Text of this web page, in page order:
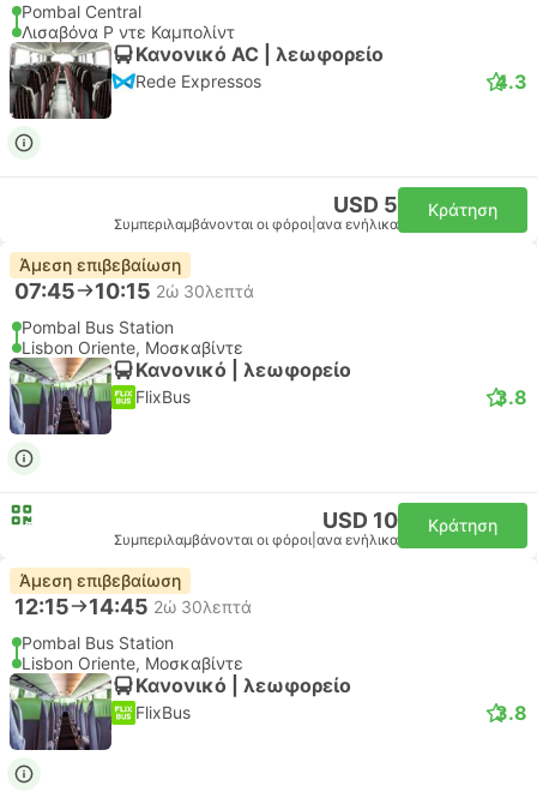
Pombal Central
Λισαβόνα Ρ ντε Καμπολίντ
Κανονικό AC | λεωφορείο
Rede Expressos 4.3
USD 5
Συμπεριλαμβάνονται οι φόροι ανα ενήλικα
Κράτηση
Άμεση επιβεβαίωση
07:45 10:15 2ώ 30λεπτά
Pombal Bus Station
Lisbon Oriente, Μοσκαβίντε
Κανονικό | λεωφορείο
FlixBus 3.8
USD 10
Συμπεριλαμβάνονται οι φόροι ανα ενήλικα
Κράτηση
Άμεση επιβεβαίωση
12:15 14:45 2ώ 30λεπτά
Pombal Bus Station
Lisbon Oriente, Μοσκαβίντε
Κανονικό | λεωφορείο
FlixBus 3.8